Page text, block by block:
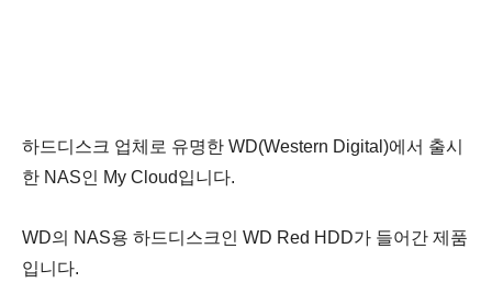
하드디스크 업체로 유명한 WD(Western Digital)에서 출시
한 NAS인 My Cloud입니다.
WD의 NAS용 하드디스크인 WD Red HDD가 들어간 제품
입니다.